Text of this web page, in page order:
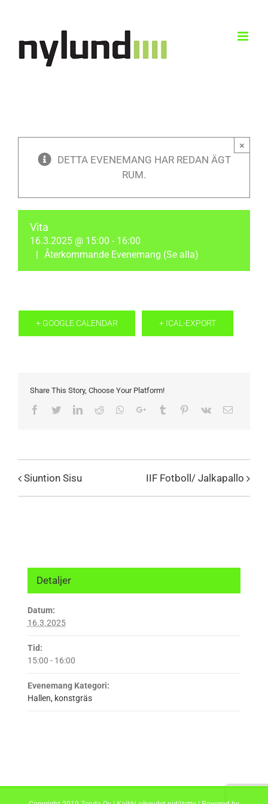
×
DETTA EVENEMANG HAR REDAN ÄGT
RUM.
Vita
16.3.2025 @ 15:00 - 16:00
| Återkommande Evenemang (Se alla)
+ GOOGLE CALENDAR + ICAL-EXPORT
Share This Story, Choose Your Platform!
Facebook
TwitterLinkedIn
Reddit Whatsapp
Google+Tumblr Pinterest
Vk Email
Evenemang
Siuntion Sisu IIF Fotboll/ Jalkapallo
Detaljer
Datum:
16.3.2025
Tid:
15:00 - 16:00
Evenemang Kategori:
Hallen, konstgräs